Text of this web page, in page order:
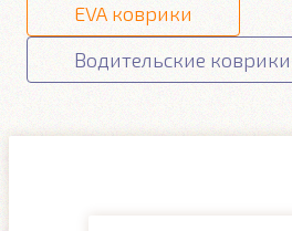
EVA коврики
Водительские коврики